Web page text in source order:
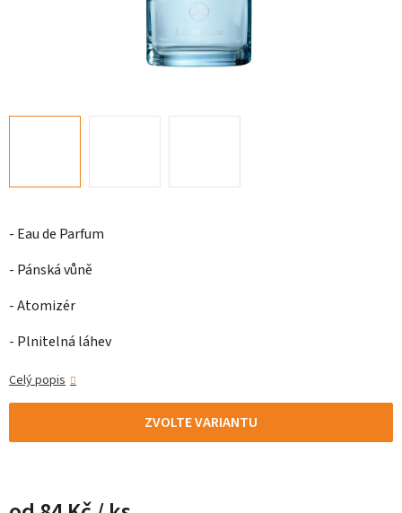
- Eau de Parfum
- Pánská vůně
- Atomizér
- Plnitelná láhev
Celý popis
ZVOLTE VARIANTU